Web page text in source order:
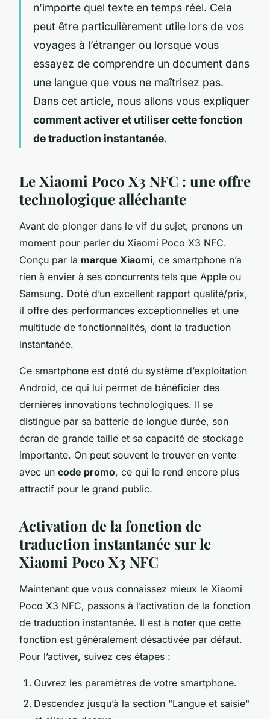
n’importe quel texte en temps réel. Cela
peut être particulièrement utile lors de vos
voyages à l’étranger ou lorsque vous
essayez de comprendre un document dans
une langue que vous ne maîtrisez pas.
Dans cet article, nous allons vous expliquer
comment activer et utiliser cette fonction
de traduction instantanée.
Le Xiaomi Poco X3 NFC : une offre
technologique alléchante
Avant de plonger dans le vif du sujet, prenons un
moment pour parler du Xiaomi Poco X3 NFC.
Conçu par la marque Xiaomi, ce smartphone n’a
rien à envier à ses concurrents tels que Apple ou
Samsung. Doté d’un excellent rapport qualité/prix,
il offre des performances exceptionnelles et une
multitude de fonctionnalités, dont la traduction
instantanée.
Ce smartphone est doté du système d’exploitation
Android, ce qui lui permet de bénéficier des
dernières innovations technologiques. Il se
distingue par sa batterie de longue durée, son
écran de grande taille et sa capacité de stockage
importante. On peut souvent le trouver en vente
avec un code promo, ce qui le rend encore plus
attractif pour le grand public.
Activation de la fonction de
traduction instantanée sur le
Xiaomi Poco X3 NFC
Maintenant que vous connaissez mieux le Xiaomi
Poco X3 NFC, passons à l’activation de la fonction
de traduction instantanée. Il est à noter que cette
fonction est généralement désactivée par défaut.
Pour l’activer, suivez ces étapes :
Ouvrez les paramètres de votre smartphone.
Descendez jusqu’à la section "Langue et saisie"